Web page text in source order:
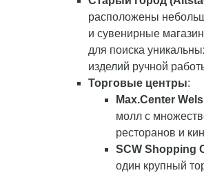
расположены
и сувенирные
для поиска
изделий ручной
Торговые центры:
Max.Center Wels
молл с
ресторанов и
SCW Shopping
один крупный